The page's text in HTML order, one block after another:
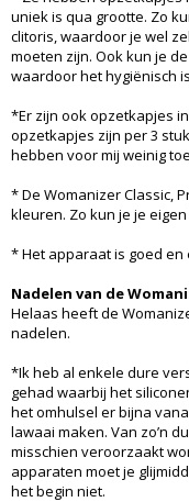
uniek is qua grootte. Zo
clitoris, waardoor je wel
moeten zijn. Ook kun je
waardoor het hygiënisch
*Er zijn ook opzetkapjes
opzetkapjes zijn per 3
hebben voor mij weinig
* De Womanizer Classic,
kleuren. Zo kun je je
* Het apparaat is goed
Nadelen van de
Helaas heeft de
nadelen.
*Ik heb al enkele dure
gehad waarbij het
het omhulsel er bijna
lawaai maken. Van zo’n
misschien veroorzaakt
apparaten moet je
het begin niet.